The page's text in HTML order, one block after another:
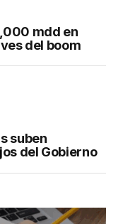
mdd en
del boom
suben
del Gobierno